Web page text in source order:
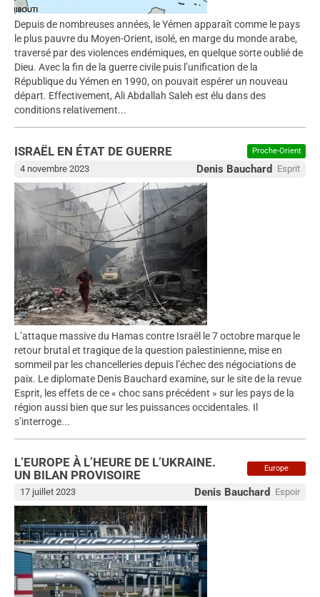
Depuis de nombreuses années, le Yémen apparaît comme le pays
le plus pauvre du Moyen-Orient, isolé, en marge du monde arabe,
traversé par des violences endémiques, en quelque sorte oublié de
Dieu. Avec la fin de la guerre civile puis l’unification de la
République du Yémen en 1990, on pouvait espérer un nouveau
départ. Effectivement, Ali Abdallah Saleh est élu dans des
conditions relativement...
Proche-Orient
ISRAËL EN ÉTAT DE GUERRE
Denis Bauchard Esprit
4 novembre 2023
L’attaque massive du Hamas contre Israël le 7 octobre marque le
retour brutal et tragique de la question palestinienne, mise en
sommeil par les chancelleries depuis l’échec des négociations de
paix. Le diplomate Denis Bauchard examine, sur le site de la revue
Esprit, les effets de ce « choc sans précédent » sur les pays de la
région aussi bien que sur les puissances occidentales. Il
s’interroge...
Europe
L’EUROPE À L’HEURE DE L’UKRAINE.
UN BILAN PROVISOIRE
Denis Bauchard Espoir
17 juillet 2023